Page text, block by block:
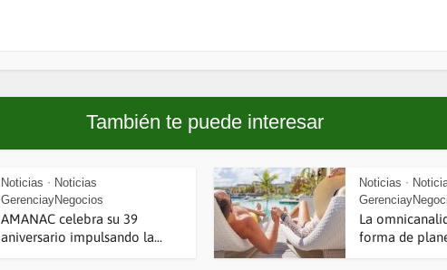
También te puede interesar
Noticias • Noticias
GerenciayNegocios
AMANAC celebra su 39
aniversario impulsando la...
Noticias •
La
forma de